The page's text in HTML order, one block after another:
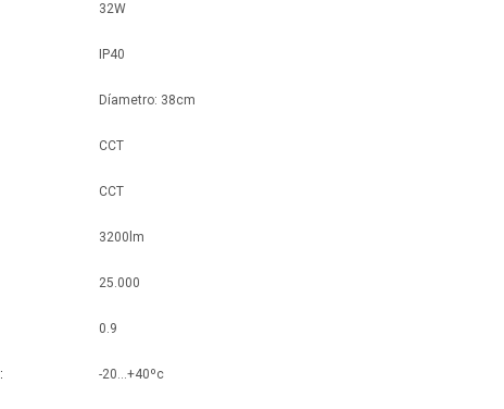
32W
IP40
Díametro: 38cm
CCT
CCT
3200lm
25.000
0.9
-20...+40ºc